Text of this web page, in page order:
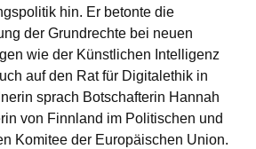
hin. Er betonte die
der Grundrechte bei neuen
wie der Künstlichen Intelligenz
auf den Rat für Digitalethik in
sprach Botschafterin Hannah
von Finnland im Politischen und
Komitee der Europäischen Union.